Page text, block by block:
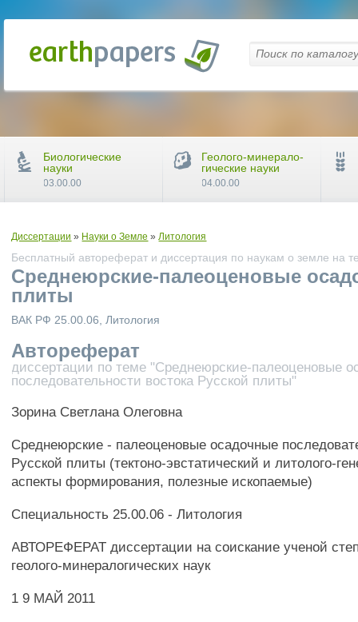
Диссертации » Науки о Земле »Литология
Бесплатный автореферат и диссертация по наукам о земле на
Среднеюрские-палеоценовые
плиты
ВАК РФ 25.00.06, Литология
Автореферат
диссертации по теме "Среднеюрские-палеоценовые
последовательности востока Русской плиты"
Зорина Светлана Олеговна
Среднеюрские - палеоценовые осадочные
Русской плиты (тектоно-эвстатический и литолого-
аспекты формирования, полезные ископаемые)
Специальность 25.00.06 - Литология
АВТОРЕФЕРАТ диссертации на соискание ученой
геолого-минералогических наук
1 9 МАЙ 2011
Биологические
науки
03.00.00
Геолого-минерало-
гические науки
04.00.00